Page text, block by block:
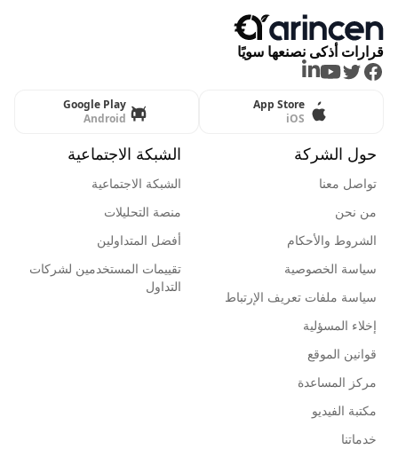
قرارات أذكى نصنعها سويًا
Facebook
Twitter
Youtube
LinkedIn
App Store
iOS
Google Play
Android
حول الشركة
تواصل معنا
من نحن
الشروط والأحكام
سياسة الخصوصية
سياسة ملفات تعريف الإرتباط
إخلاء المسؤلية
قوانين الموقع
مركز المساعدة
مكتبة الفيديو
خدماتنا
الشبكة الاجتماعية
الشبكة الاجتماعية
منصة التحليلات
أفضل المتداولين
تقييمات المستخدمين لشركات
التداول